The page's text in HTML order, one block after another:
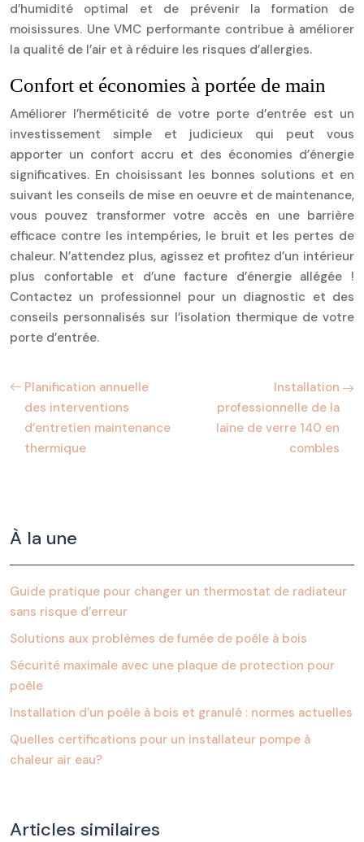
d’humidité optimal et de prévenir la formation de
moisissures. Une VMC performante contribue à améliorer
la qualité de l’air et à réduire les risques d’allergies.
Confort et économies à portée de main
Améliorer l’herméticité de votre porte d’entrée est un
investissement simple et judicieux qui peut vous
apporter un confort accru et des économies d’énergie
significatives. En choisissant les bonnes solutions et en
suivant les conseils de mise en oeuvre et de maintenance,
vous pouvez transformer votre accès en une barrière
efficace contre les intempéries, le bruit et les pertes de
chaleur. N’attendez plus, agissez et profitez d’un intérieur
plus confortable et d’une facture d’énergie allégée !
Contactez un professionnel pour un diagnostic et des
conseils personnalisés sur l’isolation thermique de votre
porte d’entrée.
Planification annuelle
des interventions
d’entretien maintenance
thermique
Installation
professionnelle de la
laine de verre 140 en
combles
À la une
Guide pratique pour changer un thermostat de radiateur
sans risque d’erreur
Solutions aux problèmes de fumée de poêle à bois
Sécurité maximale avec une plaque de protection pour
poêle
Installation d’un poêle à bois et granulé : normes actuelles
Quelles certifications pour un installateur pompe à
chaleur air eau?
Articles similaires